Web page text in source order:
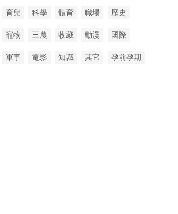
育兒 科學 體育 職場 歷史
寵物 三農 收藏 動漫 國際
軍事 電影 知識 其它 孕前孕期